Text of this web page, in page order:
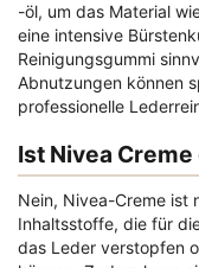
-öl, um das Material
eine intensive
Reinigungsgummi
Abnutzungen können
professionelle
Ist Nivea
Nein, Nivea-Creme ist
Inhaltsstoffe, die für
das Leder verstopfen